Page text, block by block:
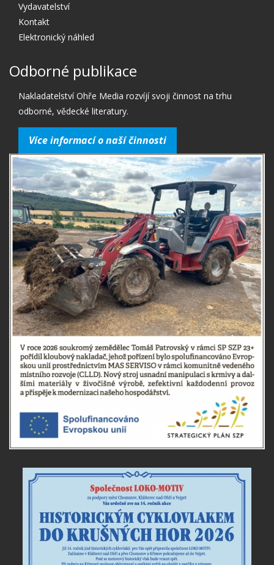
Vydavatelství
Kontakt
Elektronický náhled
Odborné publikace
Nakladatelství Ohře Media rozvíjí svoji činnost na trhu
odborné, vědecké literatury.
Více informací o naší činnosti